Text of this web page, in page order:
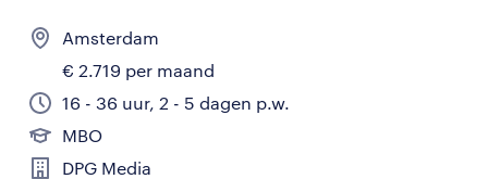
Amsterdam
€ 2.719 per maand
16 - 36 uur, 2 - 5 dagen p.w.
MBO
DPG Media